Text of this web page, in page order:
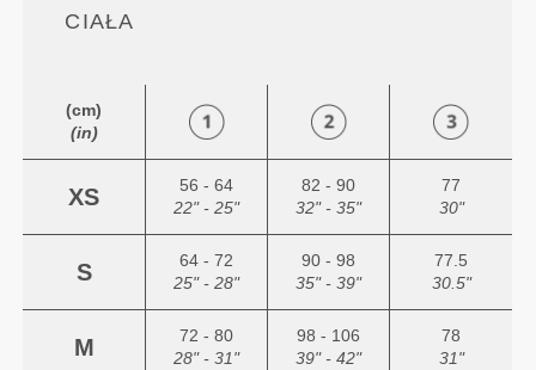
CIAŁA
(cm)
(in)
XS
56 - 64
22" - 25"
82 - 90
32" - 35"
77
30"
S
64 - 72
25" - 28"
90 - 98
35" - 39"
77.5
30.5"
M
72 - 80
28" - 31"
98 - 106
39" - 42"
78
31"